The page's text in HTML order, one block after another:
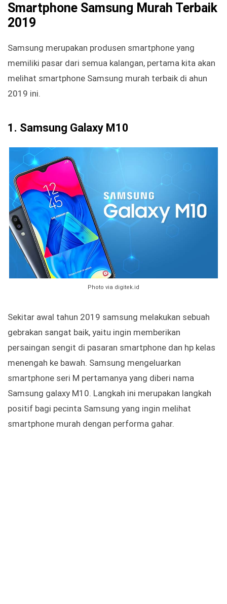
Smartphone Samsung Murah Terbaik
2019
Samsung merupakan produsen smartphone yang
memiliki pasar dari semua kalangan, pertama kita akan
melihat smartphone Samsung murah terbaik di ahun
2019 ini.
1. Samsung Galaxy M10
Photo via digitek.id
Sekitar awal tahun 2019 samsung melakukan sebuah
gebrakan sangat baik, yaitu ingin memberikan
persaingan sengit di pasaran smartphone dan hp kelas
menengah ke bawah. Samsung mengeluarkan
smartphone seri M pertamanya yang diberi nama
Samsung galaxy M10. Langkah ini merupakan langkah
positif bagi pecinta Samsung yang ingin melihat
smartphone murah dengan performa gahar.